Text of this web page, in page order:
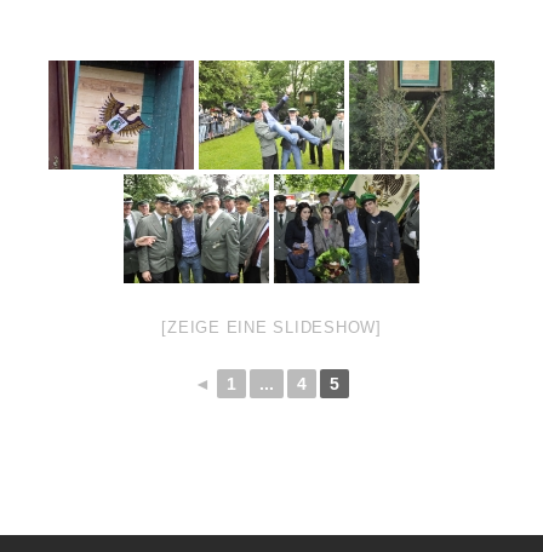
[ZEIGE EINE SLIDESHOW]
◄ 1 ... 4 5